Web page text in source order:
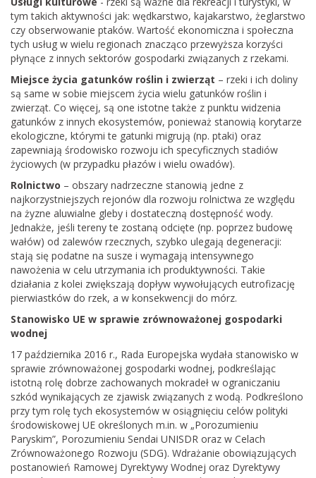
tym takich aktywności jak: wędkarstwo, kajakarstwo, żeglarstwo
czy obserwowanie ptaków. Wartość ekonomiczna i społeczna
tych usług w wielu regionach znacząco przewyższa korzyści
płynące z innych sektorów gospodarki związanych z rzekami.
Miejsce życia gatunków roślin i zwierząt – rzeki i ich doliny
są same w sobie miejscem życia wielu gatunków roślin i
zwierząt. Co więcej, są one istotne także z punktu widzenia
gatunków z innych ekosystemów, ponieważ stanowią korytarze
ekologiczne, którymi te gatunki migrują (np. ptaki) oraz
zapewniają środowisko rozwoju ich specyficznych stadiów
życiowych (w przypadku płazów i wielu owadów).
Rolnictwo – obszary nadrzeczne stanowią jedne z
najkorzystniejszych rejonów dla rozwoju rolnictwa ze względu
na żyzne aluwialne gleby i dostateczną dostępność wody.
Jednakże, jeśli tereny te zostaną odcięte (np. poprzez budowę
wałów) od zalewów rzecznych, szybko ulegają degeneracji:
stają się podatne na susze i wymagają intensywnego
nawożenia w celu utrzymania ich produktywności. Takie
działania z kolei zwiększają dopływ wywołujących eutrofizację
pierwiastków do rzek, a w konsekwencji do mórz.
Stanowisko UE w sprawie zrównoważonej gospodarki
wodnej
17 października 2016 r., Rada Europejska wydała stanowisko w
sprawie zrównoważonej gospodarki wodnej, podkreślając
istotną rolę dobrze zachowanych mokradeł w ograniczaniu
szkód wynikających ze zjawisk związanych z wodą. Podkreślono
przy tym rolę tych ekosystemów w osiągnięciu celów polityki
środowiskowej UE określonych m.in. w „Porozumieniu
Paryskim”, Porozumieniu Sendai UNISDR oraz w Celach
Zrównoważonego Rozwoju (SDG). Wdrażanie obowiązujących
postanowień Ramowej Dyrektywy Wodnej oraz Dyrektywy